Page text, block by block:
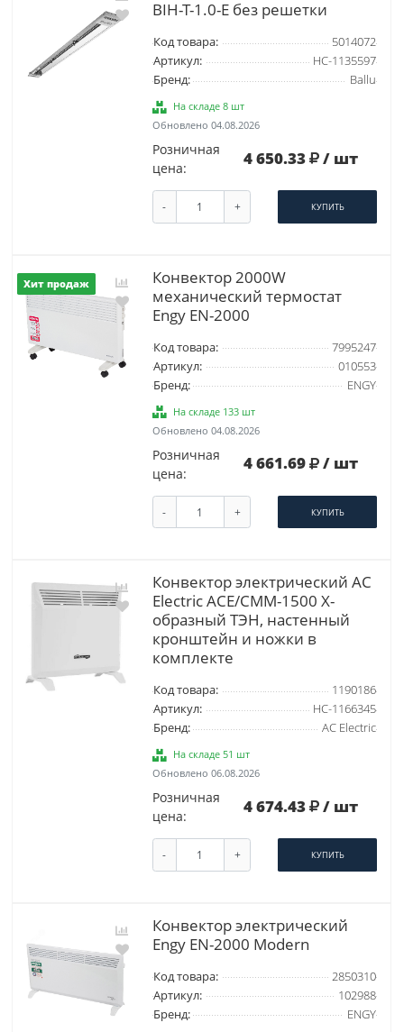
BIH-T-1.0-E без решетки
Код товара:
5014072
Артикул:
НС-1135597
Бренд:
Ballu
На складе 8 шт
Обновлено 04.08.2026
Розничная
цена:
4 650.33 / шт
- + КУПИТЬ
Хит продаж
Конвектор 2000W
механический термостат
Engy EN-2000
Код товара:
7995247
Артикул:
010553
Бренд:
ENGY
На складе 133 шт
Обновлено 04.08.2026
Розничная
цена:
4 661.69 / шт
- + КУПИТЬ
Конвектор электрический AC
Electric ACE/CMM-1500 Х-
образный ТЭН, настенный
кронштейн и ножки в
комплекте
Код товара:
1190186
Артикул:
НС-1166345
Бренд:
AC Electric
На складе 51 шт
Обновлено 06.08.2026
Розничная
цена:
4 674.43 / шт
- + КУПИТЬ
Конвектор электрический
Engy EN-2000 Modern
Код товара:
2850310
Артикул:
102988
Бренд:
ENGY